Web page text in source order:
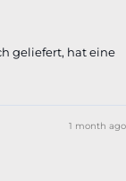
geliefert, hat eine
1 month ago